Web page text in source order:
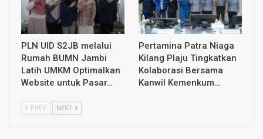
PLN UID S2JB melalui
Rumah BUMN Jambi
Latih UMKM Optimalkan
Website untuk Pasar…
Pertamina Patra Niaga
Kilang Plaju Tingkatkan
Kolaborasi Bersama
Kanwil Kemenkum…
PREV NEXT